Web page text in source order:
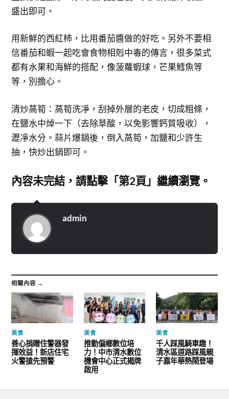
盛出即可。
用新鮮的西紅柿，比用番茄醬做的好吃。另外不要相
信番茄和蝦一起吃會食物相剋中毒的傳言，很多菜式
都有水果和海鮮的搭配，像菠蘿蝦球，芒果鱈魚等
等，別擔心。
清炒萵筍：萵筍洗凈，刮掉外層的老皮，切成粗條，
在鹽水中焯一下（去除草酸，以免影響鈣質吸收），
瀝凈水分。蒜片爆鍋後，倒入萵筍，加鹽和少許生
抽，快炒出鍋即可。
內容未完結，請點擊「第2頁」繼續瀏覽。
admin
相關內容 →
美食
善心捐贈住警器發
揮效益！新店住宅
火警搶先預警
美食
推動偏鄉數位培
力！中市清水數位
機會中心正式揭牌
啟用
美食
千人踩風騎車趣！
清水區道路踩風親
子嘉年華熱鬧登場